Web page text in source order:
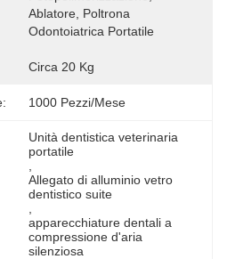
Ablatore, Poltrona
Odontoiatrica Portatile
Circa 20 Kg
1000 Pezzi/mese
Unità dentistica veterinaria
portatile
Allegato di alluminio vetro
dentistico suite
apparecchiature dentali a
compressione d'aria
silenziosa